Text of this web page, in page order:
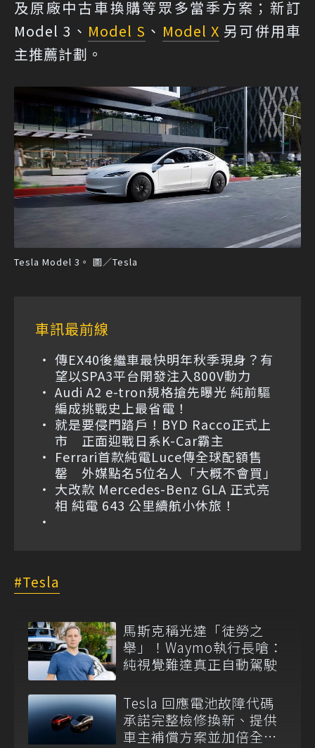
及原廠中古車換購等眾多當季方案；新訂
Model 3、 Model S 、 Model X 另可併用車
主推薦計劃。
Tesla Model 3。 圖／Tesla
車訊最前線
傳EX40後繼車最快明年秋季現身？有
望以SPA3平台開發注入800V動力
Audi A2 e-tron規格搶先曝光 純前驅
編成挑戰史上最省電！
就是要侵門踏戶！BYD Racco正式上
市 正面迎戰日系K-Car霸主
Ferrari首款純電Luce傳全球配額售
罄 外媒點名5位名人「大概不會買」
大改款 Mercedes-Benz GLA 正式亮
相 純電 643 公里續航小休旅！
Tesla
馬斯克稱光達「徒勞之
舉」！Waymo執行長嗆：
純視覺難達真正自動駕駛
Tesla 回應電池故障代碼
承諾完整檢修換新、提供
車主補償方案並加倍全台